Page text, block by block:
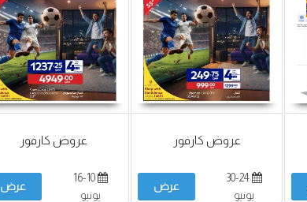
عروض كارفور
30-24
يونيو
عرض
عروض كارفور
16-10
يونيو
عرض